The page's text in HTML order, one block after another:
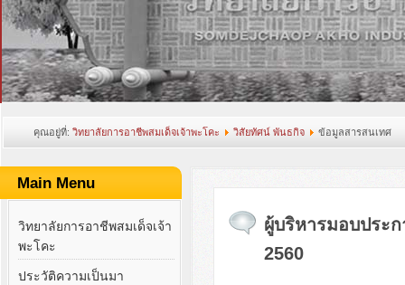
คุณอยู่ที่: วิทยาลัยการอาชีพสมเด็จเจ้าพะโคะ วิสัยทัศน์ พันธกิจ ข้อมูลสารสนเทศ
Main Menu
วิทยาลัยการอาชีพสมเด็จเจ้า
พะโคะ
ประวัติความเป็นมา
ผู้บริหารมอบประ
2560